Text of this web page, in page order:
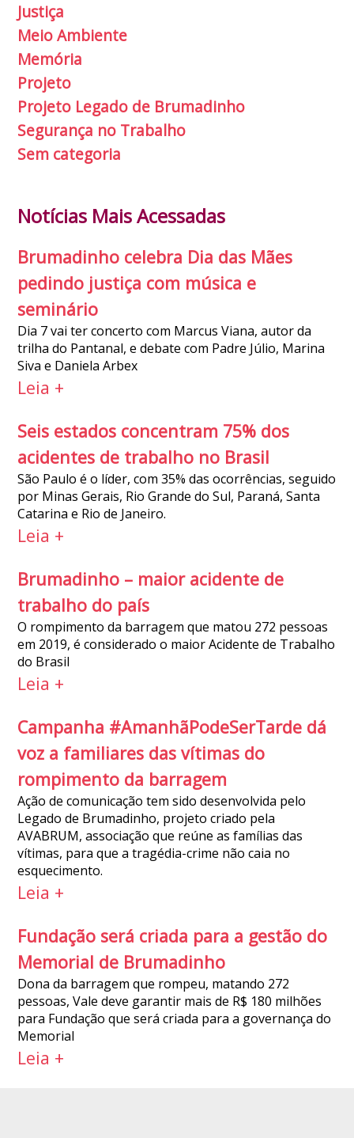
Justiça
Meio Ambiente
Memória
Projeto
Projeto Legado de Brumadinho
Segurança no Trabalho
Sem categoria
Notícias Mais Acessadas
Brumadinho celebra Dia das Mães
pedindo justiça com música e
seminário
Dia 7 vai ter concerto com Marcus Viana, autor da
trilha do Pantanal, e debate com Padre Júlio, Marina
Siva e Daniela Arbex
Leia +
Seis estados concentram 75% dos
acidentes de trabalho no Brasil
São Paulo é o líder, com 35% das ocorrências, seguido
por Minas Gerais, Rio Grande do Sul, Paraná, Santa
Catarina e Rio de Janeiro.
Leia +
Brumadinho – maior acidente de
trabalho do país
O rompimento da barragem que matou 272 pessoas
em 2019, é considerado o maior Acidente de Trabalho
do Brasil
Leia +
Campanha #AmanhãPodeSerTarde dá
voz a familiares das vítimas do
rompimento da barragem
Ação de comunicação tem sido desenvolvida pelo
Legado de Brumadinho, projeto criado pela
AVABRUM, associação que reúne as famílias das
vítimas, para que a tragédia-crime não caia no
esquecimento.
Leia +
Fundação será criada para a gestão do
Memorial de Brumadinho
Dona da barragem que rompeu, matando 272
pessoas, Vale deve garantir mais de R$ 180 milhões
para Fundação que será criada para a governança do
Memorial
Leia +